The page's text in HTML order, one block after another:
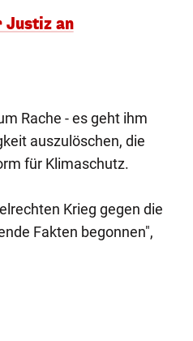
an
Rache - es geht ihm
auszulöschen, die
für Klimaschutz.
Krieg gegen die
Fakten begonnen",